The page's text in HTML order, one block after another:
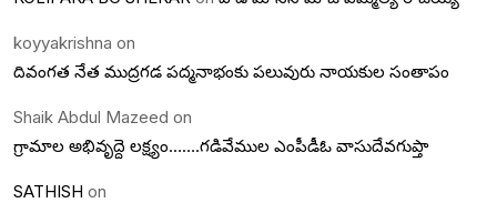
koyyakrishna on
దివంగత నేత ముద్రగడ పద్మనాభంకు పలువురు నాయకుల సంతాపం
Shaik Abdul Mazeed on
గ్రామాల అభివృద్దె లక్ష్యం…….గడివేముల ఎంపీడీఓ వాసుదేవగుప్తా
SATHISH on